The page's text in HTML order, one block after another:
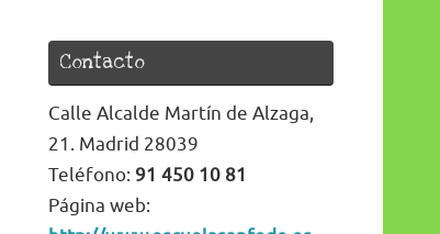
Contacto
Calle Alcalde Martín de Alzaga,
21. Madrid 28039
Teléfono: 91 450 10 81
Página web: